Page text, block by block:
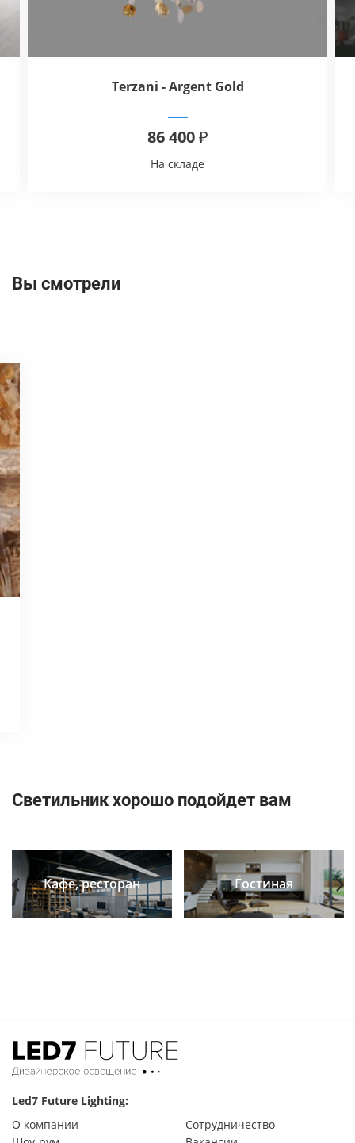
Terzani - Argent Gold
86 400 ₽
На складе
Вы смотрели
Светильник хорошо подойдет вам
Previous
Кафе, ресторан Гостиная
Next
Led7 Future Lighting:
О компании
Сотрудничество